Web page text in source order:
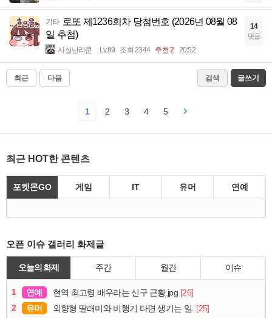
기타 로또 제1236회차 당첨번호 (2026년 08월 08
일 추첨)
사실난라쿤 Lv.89 조회 2344 추천 2 20:52
14
댓글
최근 다음 검색 글쓰기
1 2 3 4 5
최근 HOT한 콘텐츠
포켓몬GO 게임 IT 유머 연예
오픈 이슈 갤러리 화제글
오늘의 화제 주간 월간 이슈
1 연예 현역 최고령 배우라는 신구 근황.jpg [26]
2
유머 외향형 딸래미와 비행기 타면 생기는 일. [25]